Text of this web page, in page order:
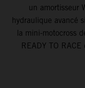
un amortisseur
hydraulique avancé
la mini-motocross
READY TO